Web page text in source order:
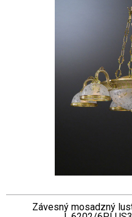
Závesný mosadzný